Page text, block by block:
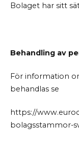
Bolaget har sitt
Behandling av
För information
behandlas se
https://
bolagsstammor-